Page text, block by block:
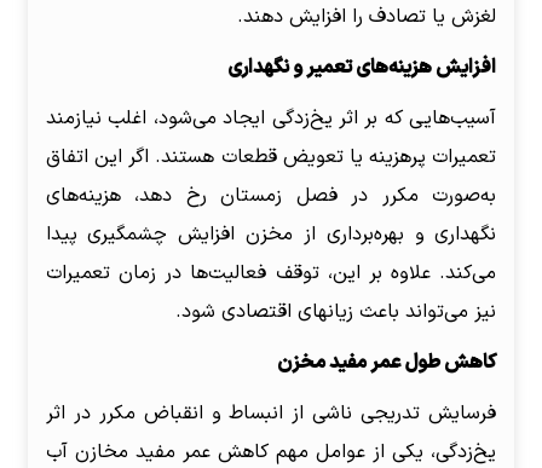
لغزش یا تصادف را افزایش دهند.
افزایش هزینه‌های تعمیر و نگهداری
آسیب‌هایی که بر اثر یخ‌زدگی ایجاد می‌شود، اغلب نیازمند
تعمیرات پرهزینه یا تعویض قطعات هستند. اگر این اتفاق
به‌صورت مکرر در فصل زمستان رخ دهد، هزینه‌های
نگهداری و بهره‌برداری از مخزن افزایش چشمگیری پیدا
می‌کند. علاوه بر این، توقف فعالیت‌ها در زمان تعمیرات
نیز می‌تواند باعث زیانهای اقتصادی شود.
کاهش طول عمر مفید مخزن
فرسایش تدریجی ناشی از انبساط و انقباض مکرر در اثر
یخ‌زدگی، یکی از عوامل مهم کاهش عمر مفید مخازن آب